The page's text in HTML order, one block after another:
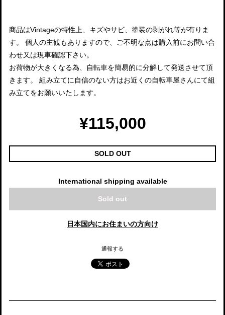
商品はVintageの特性上、キズやサビ、塗装の剥がれ等が有りま
す。 個人の主観もありますので、ご不明な点は購入前にお問い合
わせ又は現車確認下さい。
お荷物が大きくなる為、自転車を簡易的に分解して発送させて頂
きます。 組み立てに自信のない方はお近くの自転車屋さんにて組
み立てをお願いいたします。
¥115,000
SOLD OUT
International shipping available
Sold out
日本国内にお住まいの方向け
通報する